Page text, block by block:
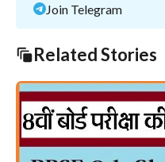
Join Telegram
Related Stories